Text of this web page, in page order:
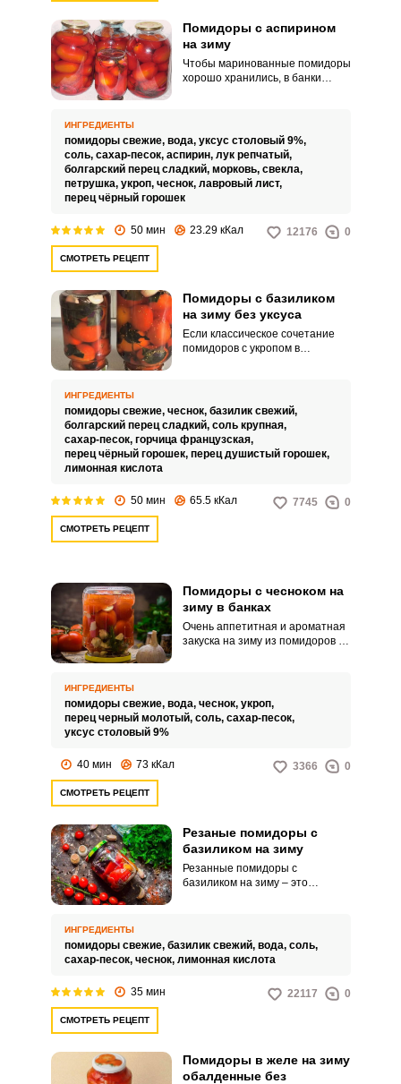
Помидоры с аспирином
на зиму
Чтобы маринованные помидоры
хорошо хранились, в банки
неблагоприятных бактерий и
снижает риск порчи.
ИНГРЕДИЕНТЫ
помидоры свежие, вода, уксус столовый 9%,
соль, сахар-песок, аспирин, лук репчатый,
болгарский перец сладкий, морковь, свекла,
петрушка, укроп, чеснок, лавровый лист,
перец чёрный горошек
50 мин 23.29 кКал 12176 0
СМОТРЕТЬ РЕЦЕПТ
Помидоры с базиликом
на зиму без уксуса
Если классическое сочетание
помидоров с укропом в
базиликом. Эта любимая
итальянцами травка способна
не только придать душистый
аромат помидорам, но и
ощутимо повлиять на их вкус.
ИНГРЕДИЕНТЫ
помидоры свежие, чеснок, базилик свежий,
болгарский перец сладкий, соль крупная,
сахар-песок, горчица французская,
перец чёрный горошек, перец душистый горошек,
лимонная кислота
50 мин 65.5 кКал 7745 0
СМОТРЕТЬ РЕЦЕПТ
Помидоры с чесноком на
зиму в банках
Очень аппетитная и ароматная
закуска на зиму из помидоров и
ИНГРЕДИЕНТЫ
помидоры свежие, вода, чеснок, укроп,
перец черный молотый, соль, сахар-песок,
уксус столовый 9%
40 мин 73 кКал 3366 0
СМОТРЕТЬ РЕЦЕПТ
Резаные помидоры с
базиликом на зиму
Резанные помидоры с
базиликом на зиму – это
вкусом. Такие помидоры
идеально дополнят горячие
ИНГРЕДИЕНТЫ
помидоры свежие, базилик свежий, вода, соль,
сахар-песок, чеснок, лимонная кислота
35 мин 22117 0
СМОТРЕТЬ РЕЦЕПТ
Помидоры в желе на зиму
обалденные без
Запомнить меня
ЕЩЕ НЕ ЗАРЕГИСТРИРОВАННЫ?
Забыли пароль?